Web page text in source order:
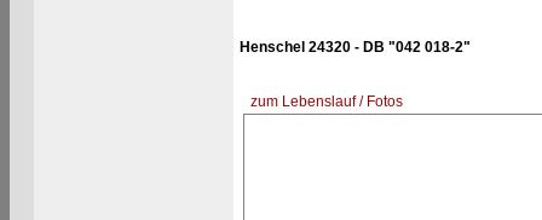
Henschel 24320 - DB "042 018-2"
zum Lebenslauf / Fotos